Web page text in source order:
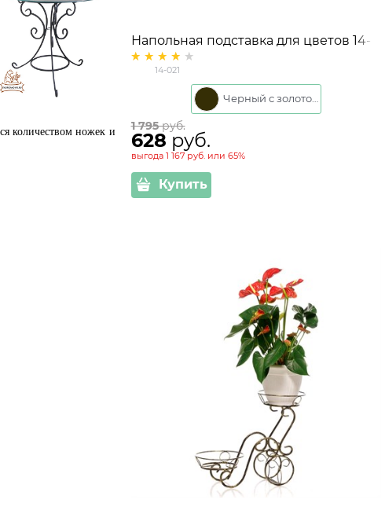
количеством ножек и
Напольная подставка для цветов 14-
021
14-021
Черный с золотом
1 795 руб.
628 руб.
выгода 1 167 руб. или 65%
Купить